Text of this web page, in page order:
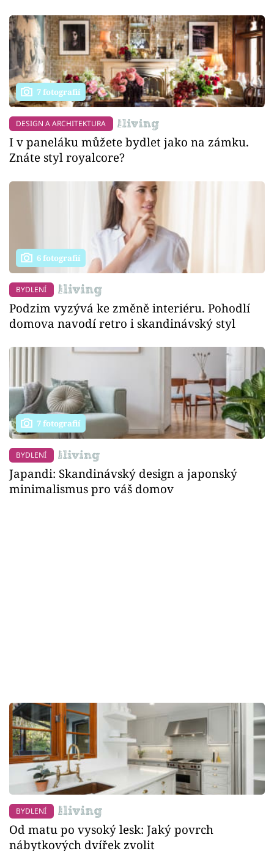
7 fotografií
DESIGN A ARCHITEKTURA
I v paneláku můžete bydlet jako na zámku.
Znáte styl royalcore?
6 fotografií
BYDLENÍ
Podzim vyzývá ke změně interiéru. Pohodlí
domova navodí retro i skandinávský styl
7 fotografií
BYDLENÍ
Japandi: Skandinávský design a japonský
minimalismus pro váš domov
BYDLENÍ
Od matu po vysoký lesk: Jaký povrch
nábytkových dvířek zvolit